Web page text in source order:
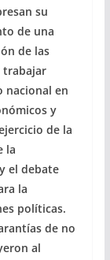
su
de una
de las
trabajar
nacional en
y
de la
la
el debate
la
políticas.
de no
al